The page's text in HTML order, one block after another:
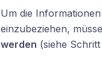
Um die
einzubeziehen,
werden (siehe